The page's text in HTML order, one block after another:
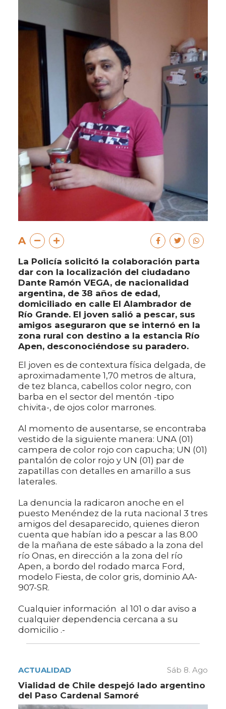
A
La Policía solicitó la colaboración parta
dar con la localización del ciudadano
Dante Ramón VEGA, de nacionalidad
argentina, de 38 años de edad,
domiciliado en calle El Alambrador de
Río Grande. El joven salió a pescar, sus
amigos aseguraron que se internó en la
zona rural con destino a la estancia Río
Apen, desconociéndose su paradero.
El joven es de contextura física delgada, de
aproximadamente 1,70 metros de altura,
de tez blanca, cabellos color negro, con
barba en el sector del mentón -tipo
chivita-, de ojos color marrones.
Al momento de ausentarse, se encontraba
vestido de la siguiente manera: UNA (01)
campera de color rojo con capucha; UN (01)
pantalón de color rojo y UN (01) par de
zapatillas con detalles en amarillo a sus
laterales.
La denuncia la radicaron anoche en el
puesto Menéndez de la ruta nacional 3 tres
amigos del desaparecido, quienes dieron
cuenta que habían ido a pescar a las 8.00
de la mañana de este sábado a la zona del
río Onas, en dirección a la zona del río
Apen, a bordo del rodado marca Ford,
modelo Fiesta, de color gris, dominio AA-
907-SR.
Cualquier información al 101 o dar aviso a
cualquier dependencia cercana a su
domicilio .-
ACTUALIDAD Sáb 8. Ago
Vialidad de Chile despejó lado argentino
del Paso Cardenal Samoré